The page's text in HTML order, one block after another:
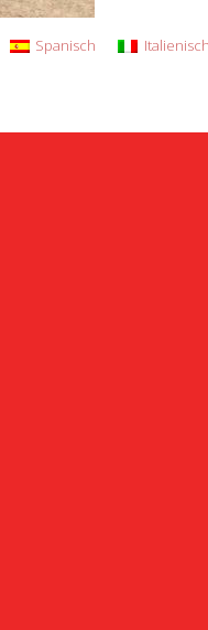
Spanisch